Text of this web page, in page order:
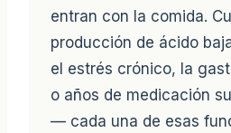
entran con la comida.
producción de ácido
el estrés crónico, la
o años de medicación
— cada una de esas